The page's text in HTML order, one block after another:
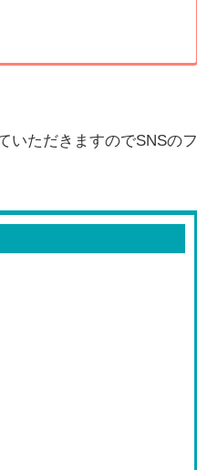
いただきますのでSNSのフ